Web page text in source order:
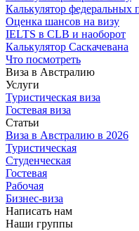
Калькулятор федеральных
Оценка шансов на визу
IELTS в CLB и наоборот
Калькулятор Саскачевана
Что посмотреть
Виза в Австралию
Услуги
Туристическая виза
Гостевая виза
Статьи
Виза в Австралию в 2026
Туристическая
Студенческая
Гостевая
Рабочая
Бизнес-виза
Написать нам
Наши группы